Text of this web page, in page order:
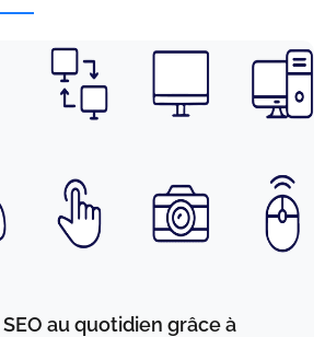
au quotidien grâce à